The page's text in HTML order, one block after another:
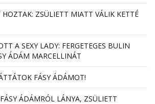
HOZTAK: ZSÜLIETT MIATT VÁLIK KETTÉ
A SEXY LADY: FERGETEGES BULIN
ÁDÁM MARCELLINÁT
FÁSY ÁDÁMOT!
ÁDÁMRÓL LÁNYA, ZSÜLIETT